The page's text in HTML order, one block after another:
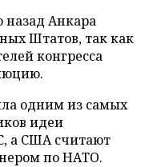
Анкара
Штатов, так как
конгресса
одним из самых
идеи
а США считают
по НАТО.